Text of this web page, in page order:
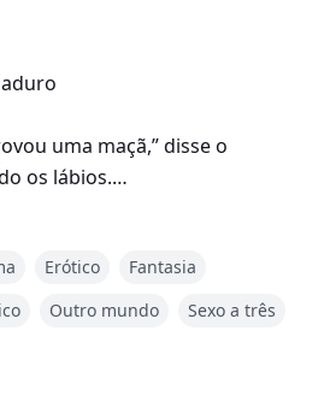
uma maçã,” disse o
os lábios.
a devorar o resto.”
de choque, seu peito
Erótico
Fantasia
Outro mundo
Sexo a três